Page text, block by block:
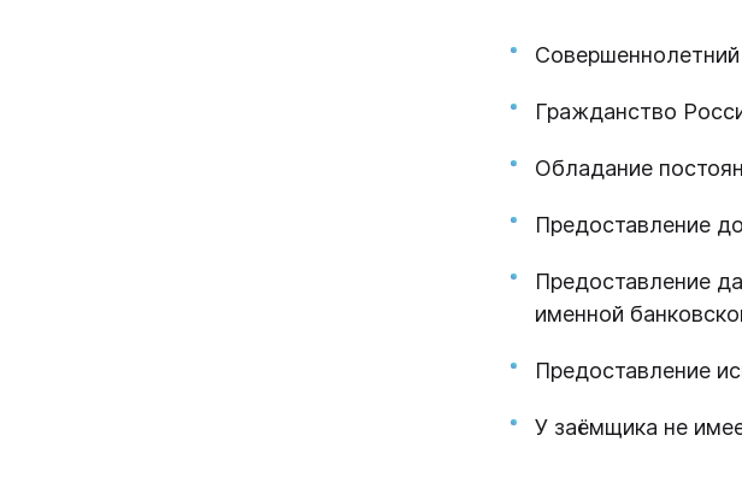
Совершеннолетний
Гражданство
Обладание
Предоставление
Предоставление
именной
Предоставление
У заёмщика не